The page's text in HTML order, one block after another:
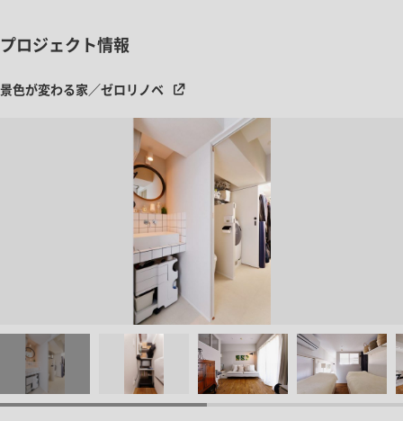
プロジェクト情報
景色が変わる家／ゼロリノベ